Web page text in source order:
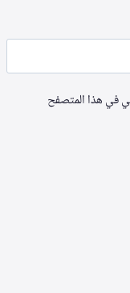
في هذا المتصفح